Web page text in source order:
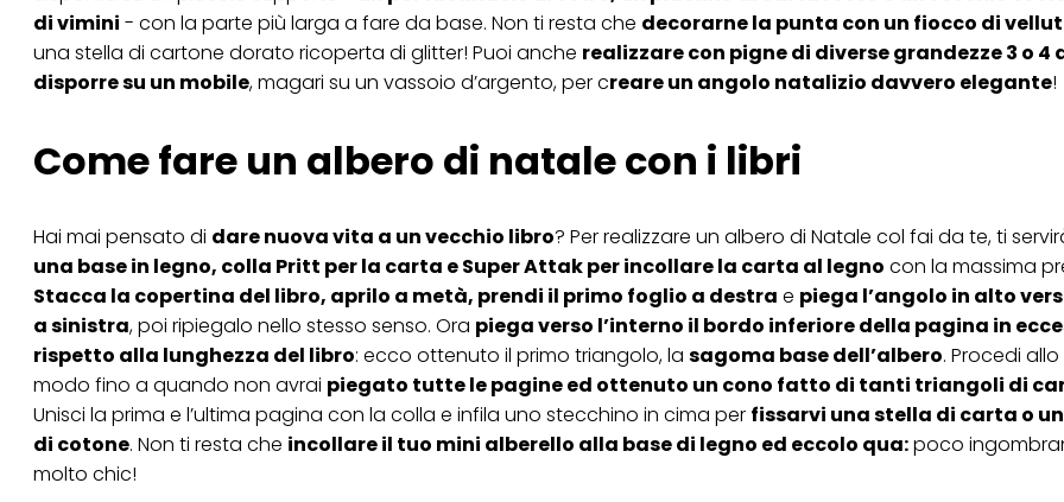
di vimini - con la parte più larga a fare da base. Non ti resta che decorarne la punta con un fiocco di
una stella di cartone dorato ricoperta di glitter! Puoi anche realizzare con pigne di diverse grandezze 3 o 4
disporre su un mobile, magari su un vassoio d’argento, per creare un angolo natalizio davvero elegante!
Come fare un albero di natale con i libri
Hai mai pensato di dare nuova vita a un vecchio libro? Per realizzare un albero di Natale col fai da te, ti
una base in legno, colla Pritt per la carta e Super Attak per incollare la carta al legno con la massima
Stacca la copertina del libro, aprilo a metà, prendi il primo foglio a destra e piega l’angolo in alto
a sinistra, poi ripiegalo nello stesso senso. Ora piega verso l’interno il bordo inferiore della pagina in
rispetto alla lunghezza del libro: ecco ottenuto il primo triangolo, la sagoma base dell’albero. Procedi
modo fino a quando non avrai piegato tutte le pagine ed ottenuto un cono fatto di tanti triangoli di
Unisci la prima e l’ultima pagina con la colla e infila uno stecchino in cima per fissarvi una stella di carta o
di cotone. Non ti resta che incollare il tuo mini alberello alla base di legno ed eccolo qua:poco
molto chic!